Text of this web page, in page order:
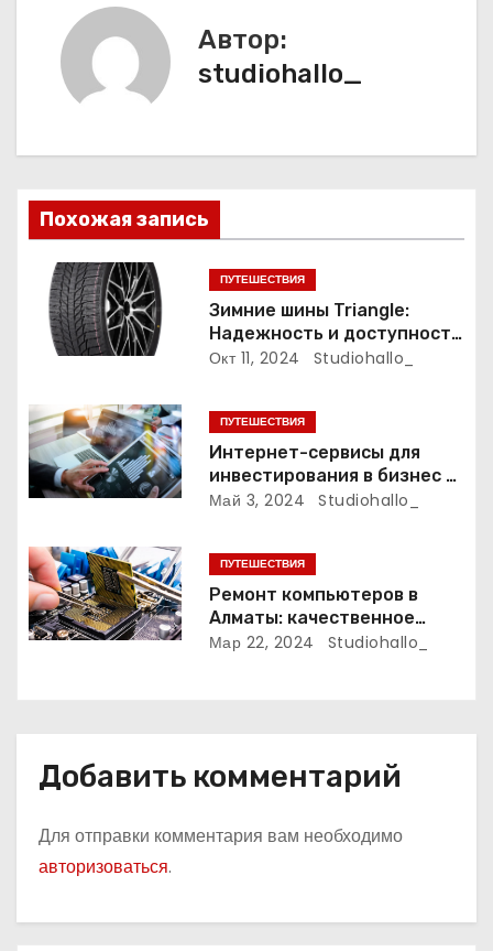
п
о
а
п
и
с
я
Автор:
studiohallo_
Похожая запись
ПУТЕШЕСТВИЯ
Зимние шины Triangle:
Надежность и доступность
для зимних дорог
Окт 11, 2024 Studiohallo_
ПУТЕШЕСТВИЯ
Интернет-сервисы для
инвестирования в бизнес и
финансирования
Май 3, 2024 Studiohallo_
ПУТЕШЕСТВИЯ
Ремонт компьютеров в
Алматы: качественное
обслуживание и надежные
Мар 22, 2024 Studiohallo_
Добавить комментарий
Для отправки комментария вам необходимо
авторизоваться.